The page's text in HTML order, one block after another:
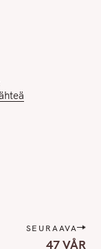
SEURAAVA
47 VÅR